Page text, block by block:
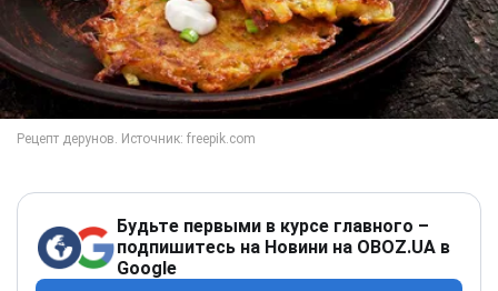
Будьте первыми в курсе главного –
подпишитесь на Новини на OBOZ.UA в
Google